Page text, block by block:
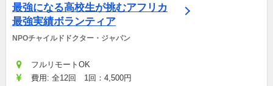
最強になる高校生が挑むアフリカ
最強実績ボランティア
NPOチャイルドドクター・ジャパン
フルリモートOK
費用: 全12回　1回：4,500円